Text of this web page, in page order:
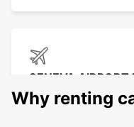
GENEVA AIRPORT
FERNEY VOLTAIRE -
Why renting